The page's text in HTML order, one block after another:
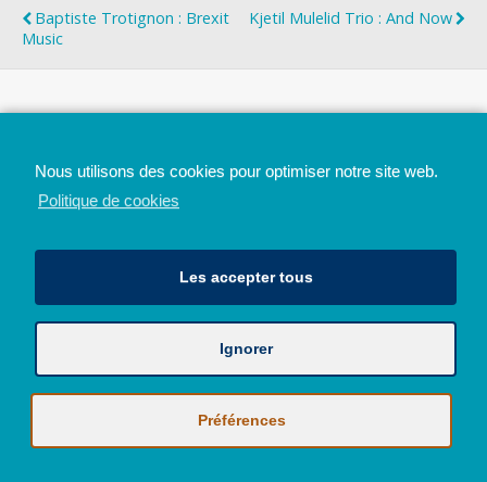
Baptiste Trotignon : Brexit
Music
Kjetil Mulelid Trio : And Now
Avec le soutien de la Province de Liège
© 2026 - Tous droits réservés - JazzMania
Politique en matière de confidentialité et de vie privée
Hébergé parBehostings.com
Nous utilisons des cookies pour optimiser notre site web.
Politique de cookies
Les accepter tous
Ignorer
Préférences